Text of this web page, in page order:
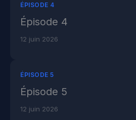
ÉPISODE 4
Épisode 4
12 juin 2026
ÉPISODE 5
Épisode 5
12 juin 2026